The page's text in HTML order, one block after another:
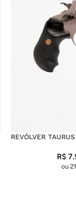
REVÓLVER
R$
ou